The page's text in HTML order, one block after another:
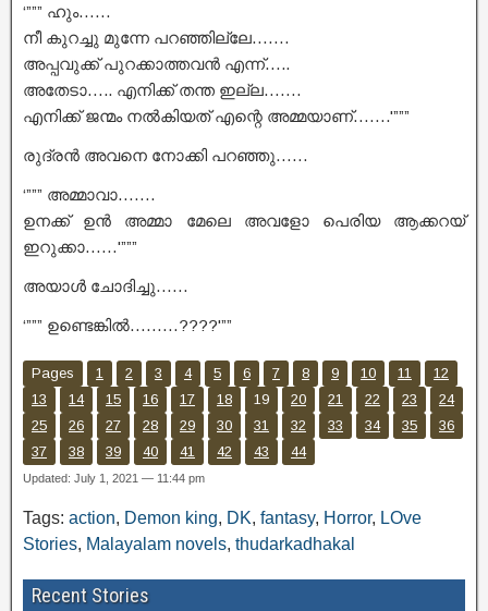
‘””” ഹും……
നീ കുറച്ചു മുന്നേ പറഞ്ഞില്ലേ…….
അപ്പവുക്ക് പുറക്കാത്തവൻ എന്ന്…..
അതേടാ….. എനിക്ക് തന്ത ഇല്ല…….
എനിക്ക് ജന്മം നൽകിയത് എന്റെ അമ്മയാണ്…….'”””
രുദ്രൻ അവനെ നോക്കി പറഞ്ഞു……
‘””” അമ്മാവാ…….
ഉനക്ക് ഉൻ അമ്മാ മേലെ അവളോ പെരിയ ആക്കറയ്
ഇറുക്കാ……'”””
അയാൾ ചോദിച്ചു……
‘””” ഉണ്ടെങ്കിൽ………????'””
Pages 1 2 3 4 5 6 7 8 9 10 11
12
13
14 15 16 17 18 19 20 21 22 23
24
25
26 27 28 29 30 31 32 33 34 35
36
37
38 39 40 41 42 43 44
Updated: July 1, 2021 — 11:44 pm
Tags: action, Demon king, DK, fantasy, Horror, LOve
Stories, Malayalam novels, thudarkadhakal
Recent Stories